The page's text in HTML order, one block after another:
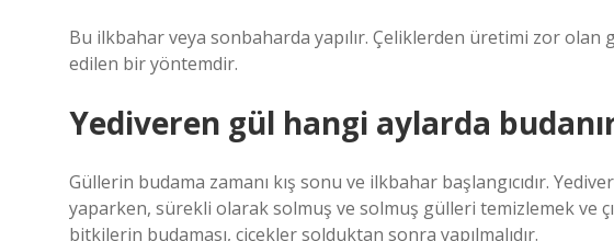
Bu ilkbahar veya sonbaharda yapılır. Çeliklerden üretimi zor olan
edilen bir yöntemdir.
Yediveren gül hangi aylarda
Güllerin budama zamanı kış sonu ve ilkbahar başlangıcıdır.
yaparken, sürekli olarak solmuş ve solmuş gülleri temizlemek ve
bitkilerin budaması, çiçekler solduktan sonra yapılmalıdır.